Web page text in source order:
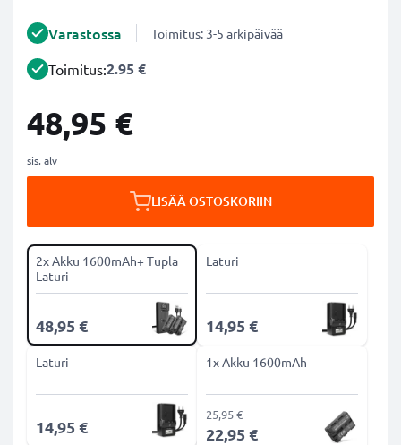
Varastossa Toimitus: 3-5 arkipäivää
Toimitus:2.95 €
48,95 €
sis. alv
LISÄÄ OSTOSKORIIN
2x Akku 1600mAh+ Tupla
Laturi
48,95 €
Laturi
14,95 €
Laturi
14,95 €
1x Akku 1600mAh
22,95 €
25,95 €